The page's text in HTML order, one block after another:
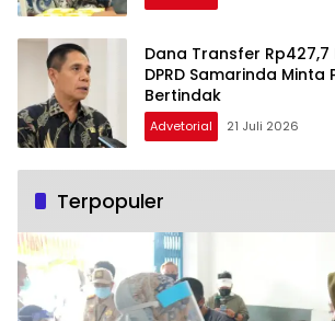
Dana Transfer Rp427,7
DPRD Samarinda Minta
Bertindak
Advetorial 21 Juli 2026
Terpopuler